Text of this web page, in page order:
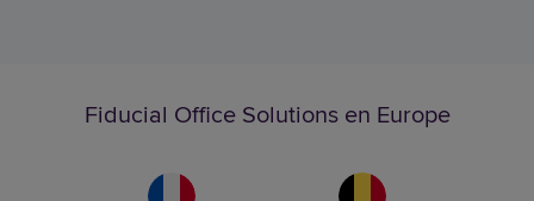
Fiducial Office Solutions en Europe